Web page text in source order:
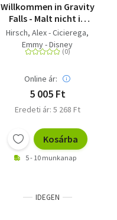
Willkommen in Gravity
Falls - Malt nicht in
dieses Buch! Es ist
verflucht!
Hirsch, Alex - Cicierega,
Emmy - Disney
Online ár:
5 005 Ft
Eredeti ár: 5 268 Ft
Kosárba
5 - 10 munkanap
IDEGEN